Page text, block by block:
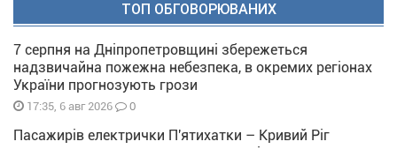
ТОП ОБГОВОРЮВАНИХ
7 серпня на Дніпропетровщині збережеться
надзвичайна пожежна небезпека, в окремих регіонах
України прогнозують грози
17:35, 6 авг 2026 0
Пасажирів електрички П'ятихатки – Кривий Ріг